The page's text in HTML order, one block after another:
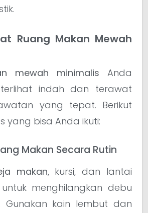
Ruang Makan Mewah
mewah minimalis Anda
indah dan terawat
yang tepat. Berikut
yang bisa Anda ikuti:
Makan Secara Rutin
makan, kursi, dan lantai
menghilangkan debu
Gunakan kain lembut dan